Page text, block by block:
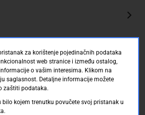
za korištenje pojedinačnih podataka
web stranice i između ostalog,
o vašim interesima. Klikom na
saglasnost. Detaljne informacije možete
zaštiti podataka.
kojem trenutku povučete svoj pristanak u